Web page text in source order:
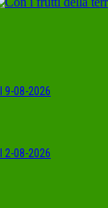
9-08-2026
2-08-2026